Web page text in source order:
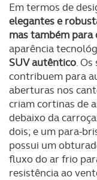
Em termos de
elegantes e
mas também para
aparência
SUV autêntico.
contribuem para
aberturas nos
criam cortinas de
debaixo da
dois; e um para-
possui um
fluxo do ar frio
resistência ao